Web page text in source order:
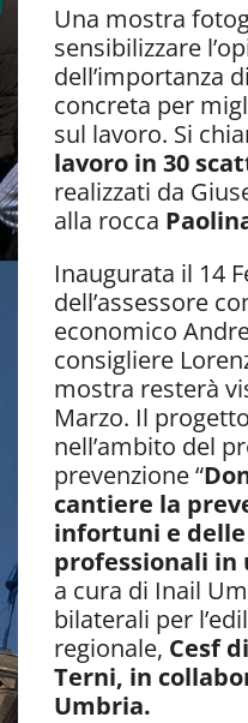
Una mostra
sensibilizzare
dell’importanza
concreta per
sul lavoro. Si
lavoro in 30
realizzati da
alla rocca
Inaugurata il 14
dell’assessore
economico
consigliere
mostra resterà
Marzo. Il
nell’ambito del
prevenzione “
cantiere la
infortuni e
professionali in
a cura di Inail
bilaterali per
regionale, Cesf
Terni, in
Umbria.